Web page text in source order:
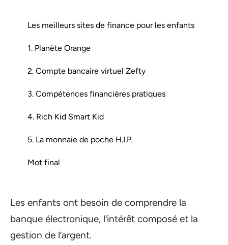
Les meilleurs sites de finance pour les enfants
1. Planète Orange
2. Compte bancaire virtuel Zefty
3. Compétences financières pratiques
4. Rich Kid Smart Kid
5. La monnaie de poche H.I.P.
Mot final
Les enfants ont besoin de comprendre la
banque électronique, l’intérêt composé et la
gestion de l’argent.